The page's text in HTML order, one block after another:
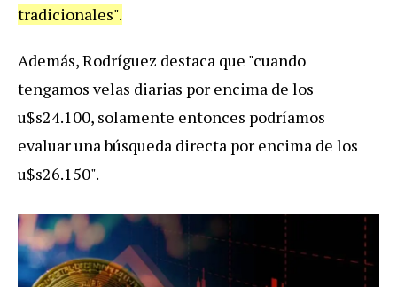
tradicionales".
Además, Rodríguez destaca que "cuando
tengamos velas diarias por encima de los
u$s24.100, solamente entonces podríamos
evaluar una búsqueda directa por encima de los
u$s26.150".